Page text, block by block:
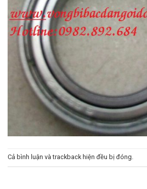
Cả bình luận và trackback hiện đều bị đóng.